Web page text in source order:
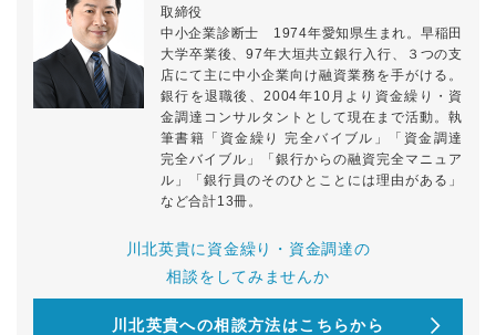
取締役
中小企業診断士 1974年愛知県生まれ。早稲田
大学卒業後、97年大垣共立銀行入行、３つの支
店にて主に中小企業向け融資業務を手がける。
銀行を退職後、2004年10月より資金繰り・資
金調達コンサルタントとして現在まで活動。執
筆書籍「資金繰り 完全バイブル」「資金調達
完全バイブル」「銀行からの融資完全マニュア
ル」「銀行員のそのひとことには理由がある」
など合計13冊。
川北英貴に資金繰り・資金調達の
相談をしてみませんか
川北英貴への相談方法はこちらから